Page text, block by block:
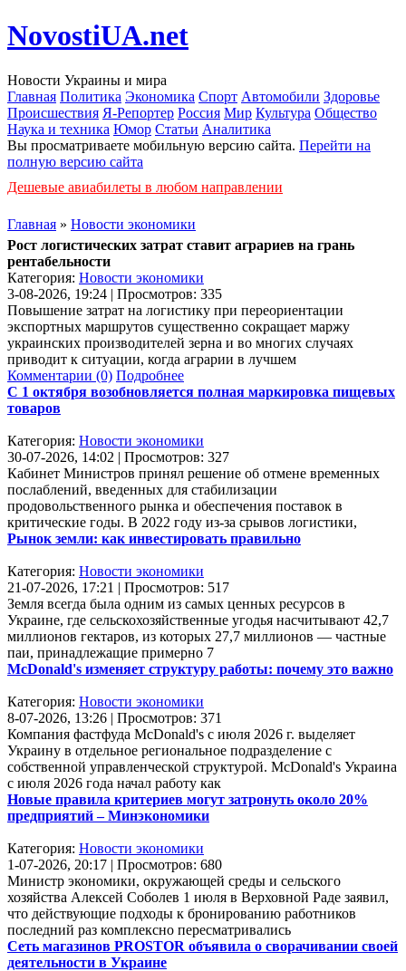
NovostiUA.net
Новости Украины и мира
Главная Политика Экономика Спорт Автомобили Здоровье
Происшествия Я-Репортер Россия Мир Культура Общество
Наука и техника Юмор Статьи Аналитика
Вы просматриваете мобильную версию сайта. Перейти на
полную версию сайта
Дешевые авиабилеты в любом направлении
Главная » Новости экономики
Рост логистических затрат ставит аграриев на грань
рентабельности
Категория: Новости экономики
3-08-2026, 19:24 | Просмотров: 335
Повышение затрат на логистику при переориентации
экспортных маршрутов существенно сокращает маржу
украинских производителей зерна и во многих случаях
приводит к ситуации, когда аграрии в лучшем
Комментарии (0) Подробнее
С 1 октября возобновляется полная маркировка пищевых
товаров
Категория: Новости экономики
30-07-2026, 14:02 | Просмотров: 327
Кабинет Министров принял решение об отмене временных
послаблений, введенных для стабилизации
продовольственного рынка и обеспечения поставок в
критические годы. В 2022 году из-за срывов логистики,
Рынок земли: как инвестировать правильно
Категория: Новости экономики
21-07-2026, 17:21 | Просмотров: 517
Земля всегда была одним из самых ценных ресурсов в
Украине, где сельскохозяйственные угодья насчитывают 42,7
миллионов гектаров, из которых 27,7 миллионов — частные
паи, принадлежащие примерно 7
McDonald's изменяет структуру работы: почему это важно
Категория: Новости экономики
8-07-2026, 13:26 | Просмотров: 371
Компания фастфуда McDonald's с июля 2026 г. выделяет
Украину в отдельное региональное подразделение с
собственной управленческой структурой. McDonald's Украина
с июля 2026 года начал работу как
Новые правила критериев могут затронуть около 20%
предприятий – Минэкономики
Категория: Новости экономики
1-07-2026, 20:17 | Просмотров: 680
Министр экономики, окружающей среды и сельского
хозяйства Алексей Соболев 1 июля в Верховной Раде заявил,
что действующие подходы к бронированию работников
последний раз комплексно пересматривались
Сеть магазинов PROSTOR объявила о сворачивании своей
деятельности в Украине